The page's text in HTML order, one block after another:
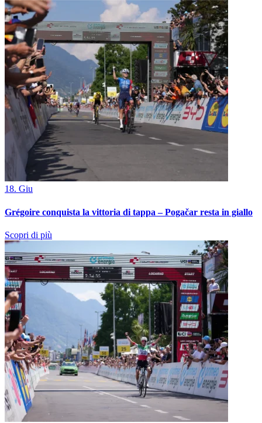
18. Giu
Grégoire conquista la vittoria di tappa – Pogačar resta in giallo
Scopri di più